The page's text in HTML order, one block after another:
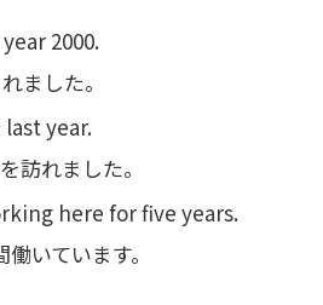
2000.
ました。
year.
訪れました。
here for five years.
いています。